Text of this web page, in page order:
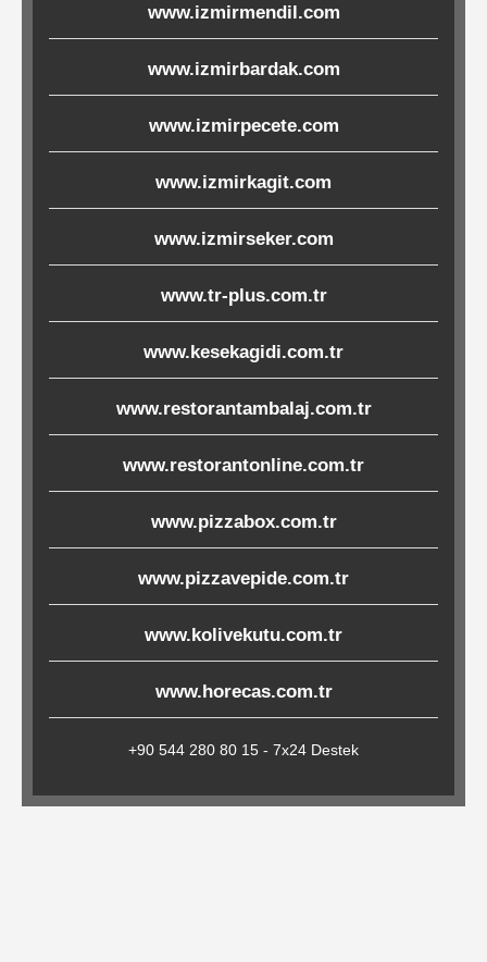
Melamin
Ürünler
Porselen-
Seramik
Cam
Ürünler
Çöp
Torbaları
Tepsi
Altlıkları
Servisler
www.izmirmendil.com
www.izmirbardak.com
www.izmirpecete.com
www.izmirkagit.com
www.izmirseker.com
www.tr-plus.com.tr
www.kesekagidi.com.tr
www.restorantambalaj.com.tr
www.restorantonline.com.tr
www.pizzabox.com.tr
www.pizzavepide.com.tr
www.kolivekutu.com.tr
www.horecas.com.tr
+90 544 280 80 15 - 7x24 Destek